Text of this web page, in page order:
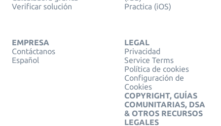
Verificar solución
Practica (iOS)
EMPRESA
Contáctanos
Español
LEGAL
Privacidad
Service Terms
Política de cookies
Configuración de
Cookies
COPYRIGHT, GUÍAS
COMUNITARIAS, DSA
& OTROS RECURSOS
LEGALES